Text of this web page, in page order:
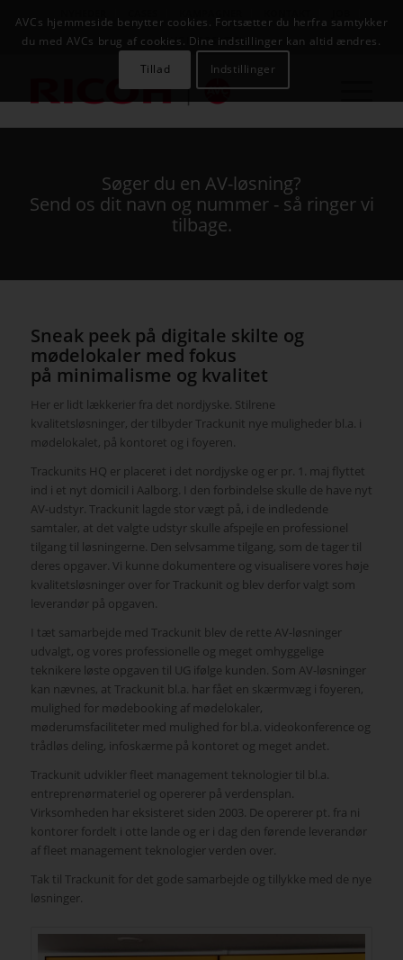
AVC INFOSYSTEM
Søger du en AV-løsning?
Send os dit navn og nummer - så ringer vi
tilbage.
Sneak peek på digitale skilte og
mødelokaler med fokus
på minimalisme og kvalitet
Her er lidt lækkerier fra det nordjyske. Stilrene
kvalitetsløsninger, der tilbyder Trackunit nye muligheder bl.a. i
mødelokalet, på kontoret og i foyeren.
Trackunits HQ er placeret i det nordjyske og er pr. 1. maj flyttet
ind i et nyt domicil i Aalborg. I den forbindelse skulle de have nyt
AV-udstyr. Trackunit lagde stor vægt på, i de indledende
samtaler, at det valgte udstyr skulle afspejle en professionel
tilgang til løsningerne. Den selvsamme tilgang, som de tager til
deres opgaver. Vi kunne dokumentere og visualisere vores høje
kvalitetsløsninger over for Trackunit og blev derfor valgt som
leverandør på opgaven.
I tæt samarbejde med Trackunit blev de rette AV-løsninger
udvalgt, og vores professionelle og meget omhyggelige
teknikere løste opgaven til UG ifølge kunden. Som AV-løsninger
kan nævnes, at Trackunit bl.a. har fået en skærmvæg i foyeren,
mulighed for mødebooking af mødelokaler,
møderumsfaciliteter med mulighed for bl.a. videokonference og
trådløs deling, infoskærme på kontoret og meget andet.
Trackunit udvikler fleet management teknologier til bl.a.
entreprenørmateriel og opererer på verdensplan.
Virksomheden har eksisteret siden 2003. De opererer pt. fra ni
kontorer fordelt i otte lande og er i dag den førende leverandør
af fleet management teknologier verden over.
Tak til Trackunit for det gode samarbejde og tillykke med de nye
løsninger.
AVCs hjemmeside benytter cookies. Fortsætter du herfra samtykker
du med AVCs brug af cookies. Dine indstillinger kan altid ændres.
Tillad
Indstillinger